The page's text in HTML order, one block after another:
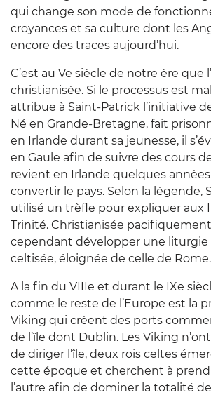
qui change son mode de
croyances et sa culture dont les
encore des traces aujourd’hui.
C’est au Ve siècle de notre ère que
christianisée. Si le processus est
attribue à Saint-Patrick l’initiative
Né en Grande-Bretagne, fait
en Irlande durant sa jeunesse, il
en Gaule afin de suivre des cours
revient en Irlande quelques
convertir le pays. Selon la légende,
utilisé un trèfle pour expliquer aux
Trinité. Christianisée
cependant développer une liturgie
celtisée, éloignée de celle de Rome.
A la fin du VIIIe et durant le IXe
comme le reste de l’Europe est la
Viking qui créent des ports
de l’île dont Dublin. Les Viking
de diriger l’île, deux rois celtes
cette époque et cherchent à
l’autre afin de dominer la totalité de